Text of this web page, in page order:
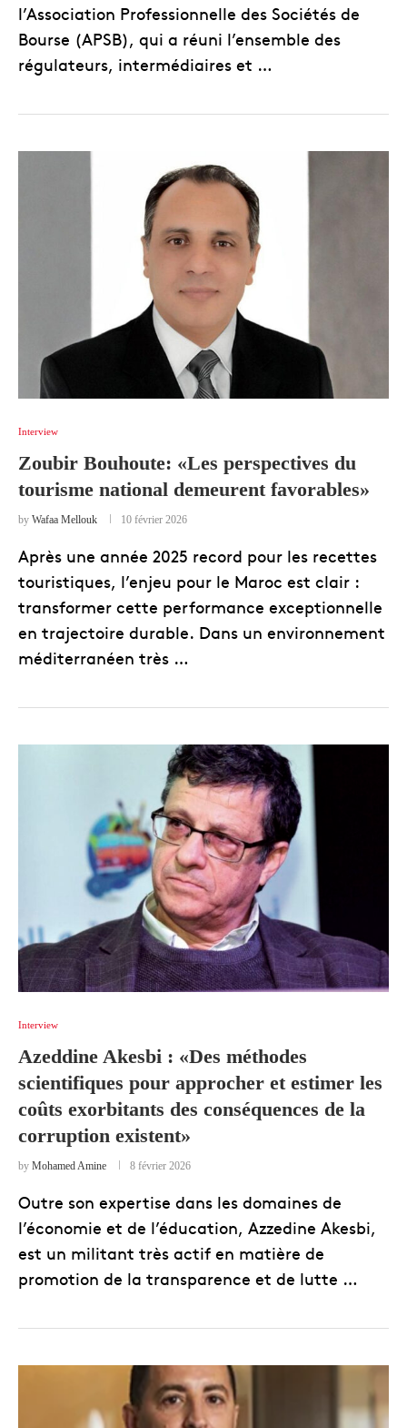
l’Association Professionnelle des Sociétés de
Bourse (APSB), qui a réuni l’ensemble des
régulateurs, intermédiaires et …
Interview
Zoubir Bouhoute: «Les perspectives du
tourisme national demeurent favorables»
by Wafaa Mellouk 10 février 2026
Après une année 2025 record pour les recettes
touristiques, l’enjeu pour le Maroc est clair :
transformer cette performance exceptionnelle
en trajectoire durable. Dans un environnement
méditerranéen très …
Interview
Azeddine Akesbi : «Des méthodes
scientifiques pour approcher et estimer les
coûts exorbitants des conséquences de la
corruption existent»
by Mohamed Amine 8 février 2026
Outre son expertise dans les domaines de
l’économie et de l’éducation, Azzedine Akesbi,
est un militant très actif en matière de
promotion de la transparence et de lutte …